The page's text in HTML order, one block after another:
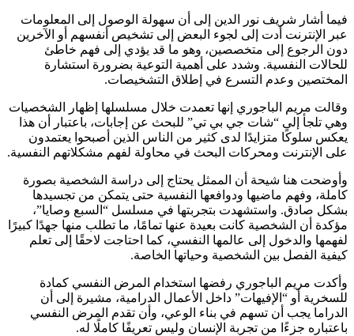
فيما أشار شريف نور الدين إلى أن سهولة الوصول إلى المعلومات
عبر الإنترنت أدت إلى لجوء البعض إلى تشخيص أنفسهم أو الآخرين
دون الرجوع إلى متخصصين، وهو ما قد يؤدي إلى فهم خاطئ
للحالات النفسية. وشدد على أهمية التوعية بضرورة استشارة
المختصين وعدم التسرع في إطلاق التشخيصات.
وقالت مريم الباجوري إنها تعمدت خلال مسلسلها إظهار الشخصيات
وهي تلجأ إلى “شات جي بي تي” للبحث عن إجابات، باعتبار أن هذا
يعكس سلوكًا متزايدًا لدى كثير من الناس الذين أصبحوا يعتمدون
على الإنترنت ومحركات البحث في محاولة لفهم مشكلاتهم النفسية.
وأوضحت هنا شيحة أن الممثل يحتاج إلى دراسة الشخصية بصورة
كاملة، وفهم ماضيها ودوافعها النفسية حتى يتمكن من تجسيدها
بشكل صادق. واستشهدت بتجربتها في مسلسل “السبع وصايا”،
مؤكدة أن الشخصية كانت بعيدة عنها تمامًا، ما تطلب منها جهدًا كبيرًا
لفهمها والدخول إلى عالمها النفسي، كما احتاجت لاحقًا إلى تعلم
كيفية الفصل بين الشخصية وحياتها الخاصة.
وأكدت مريم الباجوري رفضها استخدام المرض النفسي كمادة
للسخرية أو “الإفيهات” داخل الأعمال الدرامية، مشيرة إلى أن
الدراما يجب أن تسهم في بناء الوعي، وأن تقدم المرض النفسي
باعتباره جزءًا من تجربة الإنسان وليس تعريفًا كاملًا له.